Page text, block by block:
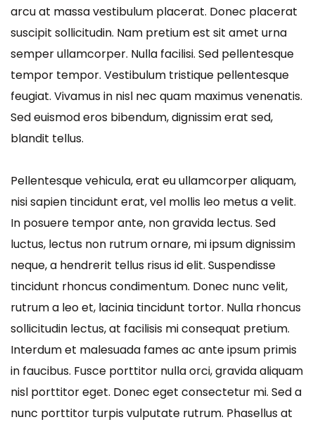
arcu at massa vestibulum placerat. Donec placerat
suscipit sollicitudin. Nam pretium est sit amet urna
semper ullamcorper. Nulla facilisi. Sed pellentesque
tempor tempor. Vestibulum tristique pellentesque
feugiat. Vivamus in nisl nec quam maximus venenatis.
Sed euismod eros bibendum, dignissim erat sed,
blandit tellus.
Pellentesque vehicula, erat eu ullamcorper aliquam,
nisi sapien tincidunt erat, vel mollis leo metus a velit.
In posuere tempor ante, non gravida lectus. Sed
luctus, lectus non rutrum ornare, mi ipsum dignissim
neque, a hendrerit tellus risus id elit. Suspendisse
tincidunt rhoncus condimentum. Donec nunc velit,
rutrum a leo et, lacinia tincidunt tortor. Nulla rhoncus
sollicitudin lectus, at facilisis mi consequat pretium.
Interdum et malesuada fames ac ante ipsum primis
in faucibus. Fusce porttitor nulla orci, gravida aliquam
nisl porttitor eget. Donec eget consectetur mi. Sed a
nunc porttitor turpis vulputate rutrum. Phasellus at